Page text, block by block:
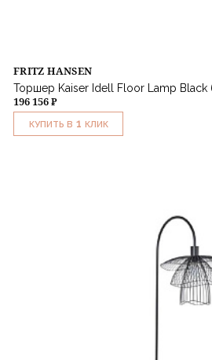
FRITZ HANSEN
Торшер Kaiser Idell Floor Lamp Black
196 156 ₽
КУПИТЬ В 1 КЛИК